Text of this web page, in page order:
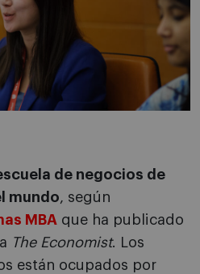
de negocios de
mundo, según
MBA que ha publicado
The Economist. Los
están ocupados por